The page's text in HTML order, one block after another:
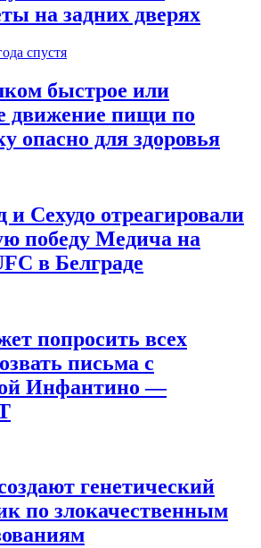
на задних дверях
спустя
быстрое или
движение пищи по
опасно для здоровья
Сехудо отреагировали
победу Медича на
в Белграде
попросить всех
письма с
Инфантино —
генетический
по злокачественным